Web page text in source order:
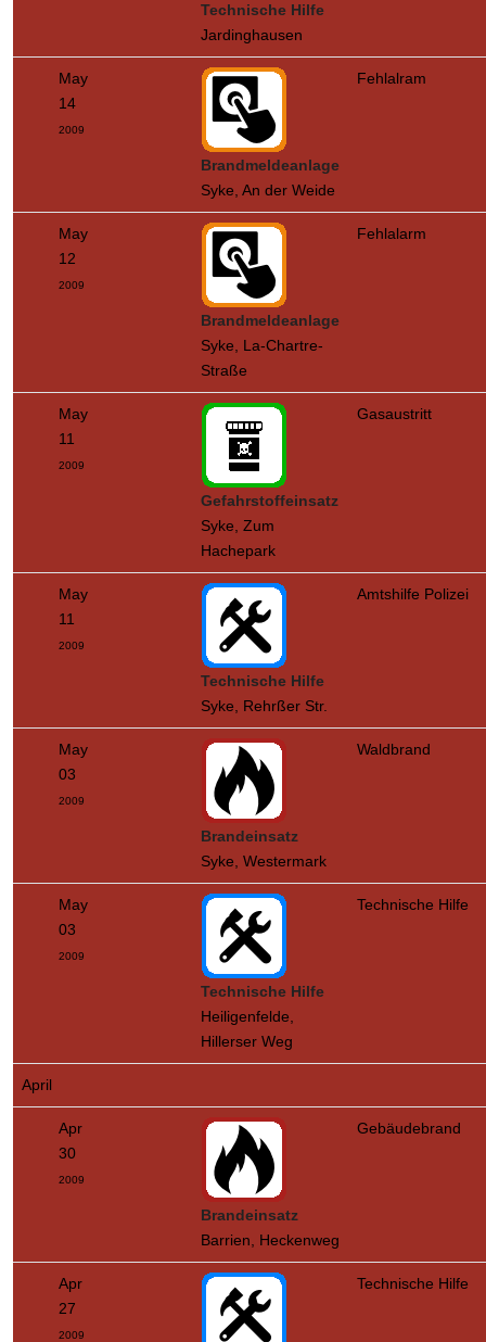
Technische Hilfe
Jardinghausen
May
14
2009
Brandmeldeanlage
Syke, An der Weide
Fehlalram
May
12
2009
Brandmeldeanlage
Syke, La-Chartre-
Straße
Fehlalarm
May
11
2009
Gefahrstoffeinsatz
Syke, Zum
Hachepark
Gasaustritt
May
11
2009
Technische Hilfe
Syke, Rehrßer Str.
Amtshilfe Polizei
May
03
2009
Brandeinsatz
Syke, Westermark
Waldbrand
May
03
2009
Technische Hilfe
Heiligenfelde,
Hillerser Weg
Technische Hilfe
April
Apr
30
2009
Brandeinsatz
Barrien, Heckenweg
Gebäudebrand
Apr
27
2009
Technische Hilfe